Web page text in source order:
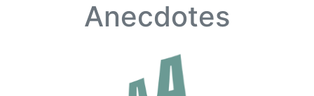
Anecdotes